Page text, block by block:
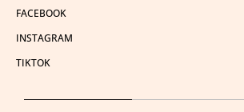
FACEBOOK
INSTAGRAM
TIKTOK